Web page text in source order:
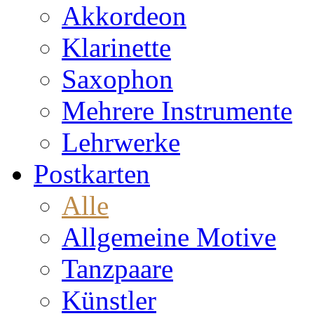
Akkordeon
Klarinette
Saxophon
Mehrere Instrumente
Lehrwerke
Postkarten
Alle
Allgemeine Motive
Tanzpaare
Künstler